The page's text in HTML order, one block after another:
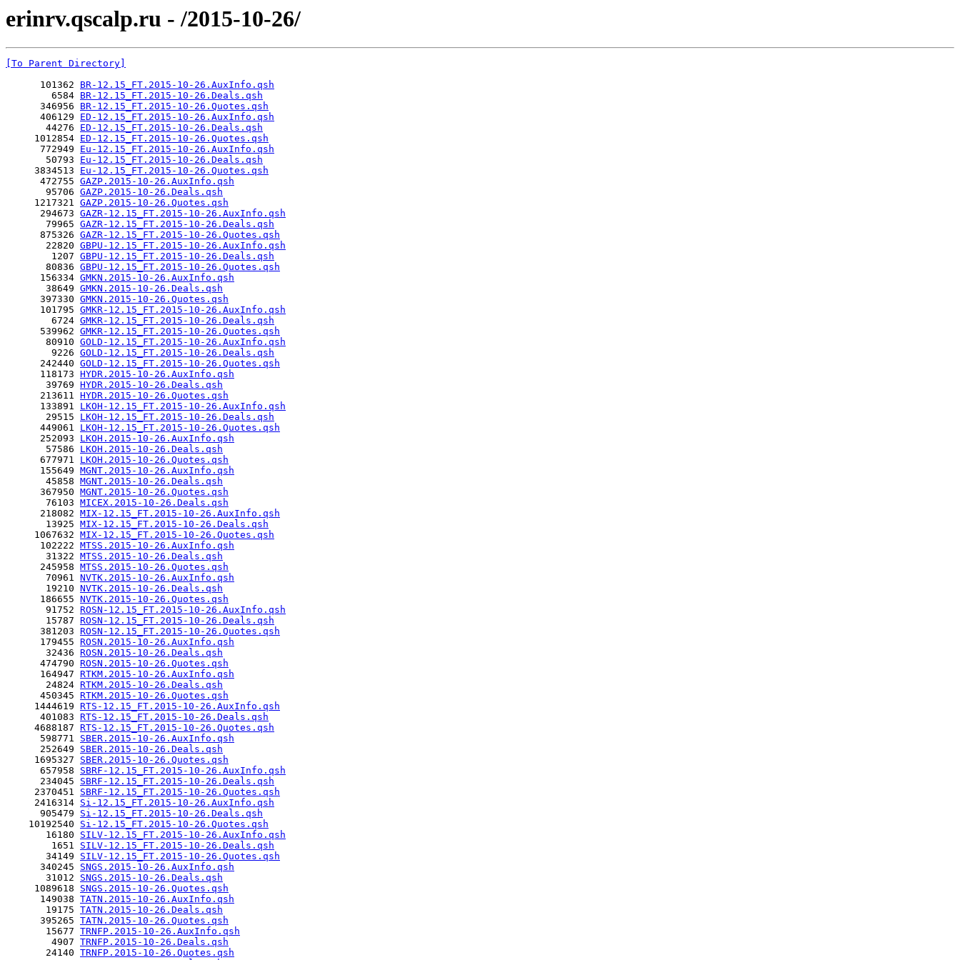
erinrv.qscalp.ru - /2015-10-26/
[To Parent Directory]
      101362
BR-12.15_FT.2015-10-26.AuxInfo.qsh
        6584
BR-12.15_FT.2015-10-26.Deals.qsh
      346956
BR-12.15_FT.2015-10-26.Quotes.qsh
      406129
ED-12.15_FT.2015-10-26.AuxInfo.qsh
       44276
ED-12.15_FT.2015-10-26.Deals.qsh
     1012854
ED-12.15_FT.2015-10-26.Quotes.qsh
      772949
Eu-12.15_FT.2015-10-26.AuxInfo.qsh
       50793
Eu-12.15_FT.2015-10-26.Deals.qsh
     3834513
Eu-12.15_FT.2015-10-26.Quotes.qsh
      472755
GAZP.2015-10-26.AuxInfo.qsh
       95706
GAZP.2015-10-26.Deals.qsh
     1217321
GAZP.2015-10-26.Quotes.qsh
      294673
GAZR-12.15_FT.2015-10-26.AuxInfo.qsh
       79965
GAZR-12.15_FT.2015-10-26.Deals.qsh
      875326
GAZR-12.15_FT.2015-10-26.Quotes.qsh
       22820
GBPU-12.15_FT.2015-10-26.AuxInfo.qsh
        1207
GBPU-12.15_FT.2015-10-26.Deals.qsh
       80836
GBPU-12.15_FT.2015-10-26.Quotes.qsh
      156334
GMKN.2015-10-26.AuxInfo.qsh
       38649
GMKN.2015-10-26.Deals.qsh
      397330
GMKN.2015-10-26.Quotes.qsh
      101795
GMKR-12.15_FT.2015-10-26.AuxInfo.qsh
        6724
GMKR-12.15_FT.2015-10-26.Deals.qsh
      539962
GMKR-12.15_FT.2015-10-26.Quotes.qsh
       80910
GOLD-12.15_FT.2015-10-26.AuxInfo.qsh
        9226
GOLD-12.15_FT.2015-10-26.Deals.qsh
      242440
GOLD-12.15_FT.2015-10-26.Quotes.qsh
      118173
HYDR.2015-10-26.AuxInfo.qsh
       39769
HYDR.2015-10-26.Deals.qsh
      213611
HYDR.2015-10-26.Quotes.qsh
      133891
LKOH-12.15_FT.2015-10-26.AuxInfo.qsh
       29515
LKOH-12.15_FT.2015-10-26.Deals.qsh
      449061
LKOH-12.15_FT.2015-10-26.Quotes.qsh
      252093
LKOH.2015-10-26.AuxInfo.qsh
       57586
LKOH.2015-10-26.Deals.qsh
      677971
LKOH.2015-10-26.Quotes.qsh
      155649
MGNT.2015-10-26.AuxInfo.qsh
       45858
MGNT.2015-10-26.Deals.qsh
      367950
MGNT.2015-10-26.Quotes.qsh
       76103
MICEX.2015-10-26.Deals.qsh
      218082
MIX-12.15_FT.2015-10-26.AuxInfo.qsh
       13925
MIX-12.15_FT.2015-10-26.Deals.qsh
     1067632
MIX-12.15_FT.2015-10-26.Quotes.qsh
      102222
MTSS.2015-10-26.AuxInfo.qsh
       31322
MTSS.2015-10-26.Deals.qsh
      245958
MTSS.2015-10-26.Quotes.qsh
       70961
NVTK.2015-10-26.AuxInfo.qsh
       19210
NVTK.2015-10-26.Deals.qsh
      186655
NVTK.2015-10-26.Quotes.qsh
       91752
ROSN-12.15_FT.2015-10-26.AuxInfo.qsh
       15787
ROSN-12.15_FT.2015-10-26.Deals.qsh
      381203
ROSN-12.15_FT.2015-10-26.Quotes.qsh
      179455
ROSN.2015-10-26.AuxInfo.qsh
       32436
ROSN.2015-10-26.Deals.qsh
      474790
ROSN.2015-10-26.Quotes.qsh
      164947
RTKM.2015-10-26.AuxInfo.qsh
       24824
RTKM.2015-10-26.Deals.qsh
      450345
RTKM.2015-10-26.Quotes.qsh
     1444619
RTS-12.15_FT.2015-10-26.AuxInfo.qsh
      401083
RTS-12.15_FT.2015-10-26.Deals.qsh
     4688187
RTS-12.15_FT.2015-10-26.Quotes.qsh
      598771
SBER.2015-10-26.AuxInfo.qsh
      252649
SBER.2015-10-26.Deals.qsh
     1695327
SBER.2015-10-26.Quotes.qsh
      657958
SBRF-12.15_FT.2015-10-26.AuxInfo.qsh
      234045
SBRF-12.15_FT.2015-10-26.Deals.qsh
     2370451
SBRF-12.15_FT.2015-10-26.Quotes.qsh
     2416314
Si-12.15_FT.2015-10-26.AuxInfo.qsh
      905479
Si-12.15_FT.2015-10-26.Deals.qsh
    10192540
Si-12.15_FT.2015-10-26.Quotes.qsh
       16180
SILV-12.15_FT.2015-10-26.AuxInfo.qsh
        1651
SILV-12.15_FT.2015-10-26.Deals.qsh
       34149
SILV-12.15_FT.2015-10-26.Quotes.qsh
      340245
SNGS.2015-10-26.AuxInfo.qsh
       31012
SNGS.2015-10-26.Deals.qsh
     1089618
SNGS.2015-10-26.Quotes.qsh
      149038
TATN.2015-10-26.AuxInfo.qsh
       19175
TATN.2015-10-26.Deals.qsh
      395265
TATN.2015-10-26.Quotes.qsh
       15677
TRNFP.2015-10-26.AuxInfo.qsh
        4907
TRNFP.2015-10-26.Deals.qsh
       24140
TRNFP.2015-10-26.Quotes.qsh